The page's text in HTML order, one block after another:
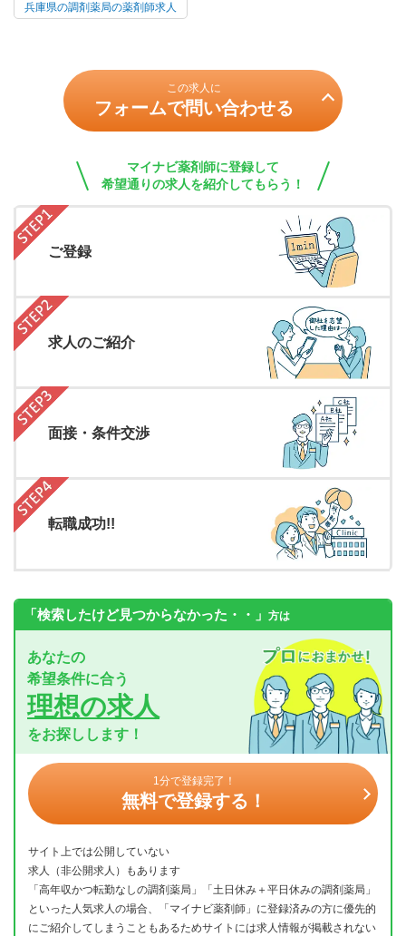
兵庫県の調剤薬局の薬剤師求人
この求人に
フォームで問い合わせる
マイナビ薬剤師に登録して
希望通りの求人を紹介してもらう！
ご登録
求人のご紹介
面接・条件交渉
転職成功!!
「検索したけど見つからなかった・・」 方は
あなたの
希望条件に合う
理想の求人
をお探しします！
1分で登録完了！
無料で登録する！
サイト上では公開していない
求人（非公開求人）もあります
「高年収かつ転勤なしの調剤薬局」「土日休み＋平日休みの調剤薬局」
といった人気求人の場合、「マイナビ薬剤師」に登録済みの方に優先的
にご紹介してしまうこともあるためサイトには求人情報が掲載されない